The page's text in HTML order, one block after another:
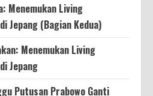
Menemukan Living
Jepang (Bagian Kedua)
Menemukan Living
Jepang
Putusan Prabowo Ganti